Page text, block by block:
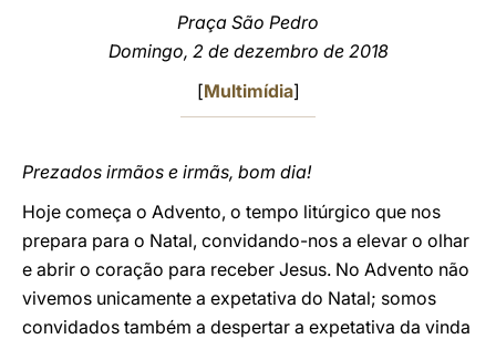
Praça São Pedro
Domingo, 2 de dezembro de 2018
[Multimídia]
Prezados irmãos e irmãs, bom dia!
Hoje começa o Advento, o tempo litúrgico que nos
prepara para o Natal, convidando-nos a elevar o olhar
e abrir o coração para receber Jesus. No Advento não
vivemos unicamente a expetativa do Natal; somos
convidados também a despertar a expetativa da vinda